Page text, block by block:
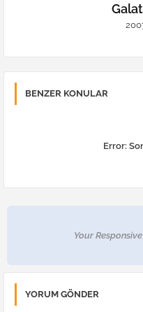
BENZER KONULAR
Error:
Your
YORUM GÖNDER